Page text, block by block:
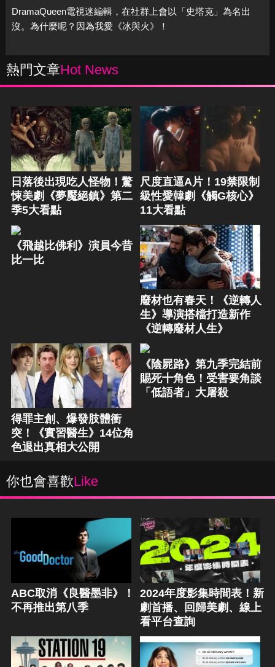
DramaQueen電視迷編輯，在社群上會以「史塔克」為名出
沒。為什麼呢？因為我愛《冰與火》！
熱門文章Hot News
日落後出現吃人怪物！驚
悚美劇《夢魘絕鎮》第二
季5大看點
尺度直逼A片！19禁限制
級性愛韓劇《觸G核心》
11大看點
《飛越比佛利》演員今昔
比一比
廢材也有春天！《逆轉人
生》導演搭檔打造新作
《逆轉廢材人生》
得罪主創、爆發肢體衝
突！《實習醫生》14位角
色退出真相大公開
《陰屍路》第九季完結前
賜死十角色！受害要角談
「低語者」大屠殺
你也會喜歡Like
ABC取消《良醫墨非》！
不再推出第八季
2024年度影集時間表！新
劇首播、回歸美劇、線上
看平台查詢